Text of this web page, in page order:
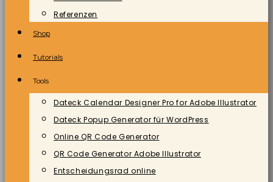
Referenzen
Shop
Tutorials
Tools
Dateck Calendar Designer Pro for Adobe Illustrator
Dateck Popup Generator für WordPress
Online QR Code Generator
QR Code Generator Adobe Illustrator
Entscheidungsrad online